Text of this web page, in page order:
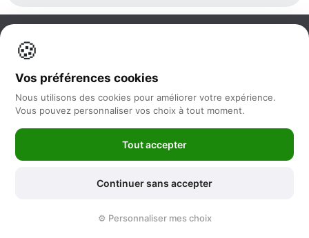
Information
Nos services
Newsletter
Mentions Légales-Conditions générales de vente
🍪
Vos préférences cookies
Nous utilisons des cookies pour améliorer votre expérience.
Vous pouvez personnaliser vos choix à tout moment.
Tout accepter
Continuer sans accepter
⚙️ Personnaliser mes choix